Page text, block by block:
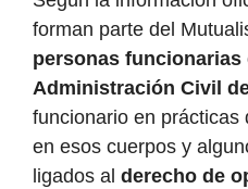
forman parte del
personas funcionarias
Administración Civil
funcionario en prácticas
en esos cuerpos y
ligados al derecho de